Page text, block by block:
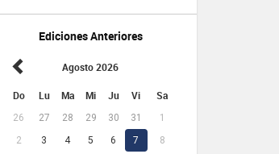
Ediciones Anteriores
Agosto 2026
Do Lu Ma Mi Ju Vi Sa
26 27 28 29 30 31
1
2
3 4 5 6 7
8